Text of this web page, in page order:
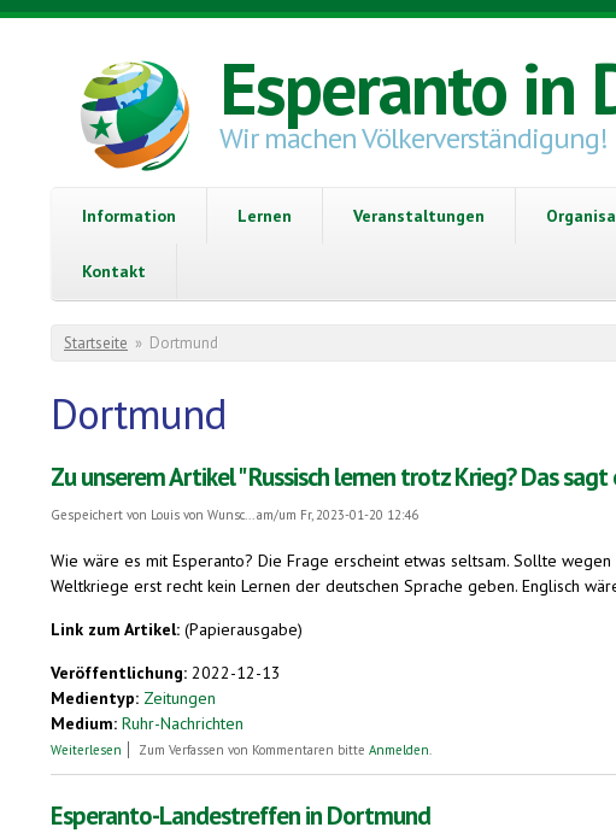
Direkt zum Inhalt
Esperanto in
Wir machen Völkerverständigung!
Information Lernen Veranstaltungen
Kontakt
Sie sind hier
Startseite » Dortmund
Dortmund
Zu unserem Artikel " Russisch lernen trotz Krieg? Das
Gespeichert von Louis von Wunsc...am/um Fr, 2023-01-20 12:46
Wie wäre es mit Esperanto? Die Frage erscheint etwas seltsam. Sollte
Weltkriege erst recht kein Lernen der deutschen Sprache geben. Englisch
Link zum Artikel: (Papierausgabe)
Veröffentlichung: 2022-12-13
Medientyp: Zeitungen
Medium: Ruhr-Nachrichten
Weiterlesen über Zu unserem Artikel " Russisch lernen trotz Krieg? Das sagt eine Lehrerin in
Zum Verfassen von Kommentaren bitte Anmelden.
Esperanto-Landestreffen in Dortmund